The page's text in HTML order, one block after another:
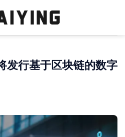
发行基于区块链的数字